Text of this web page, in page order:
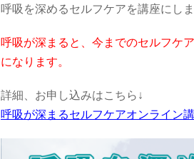
呼吸を深めるセルフケアを講座にしま
呼吸が深まると、今までのセルフケ
になります。
詳細、お申し込みはこちら↓
呼吸が深まるセルフケアオンライン